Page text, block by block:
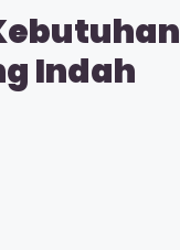
Indah